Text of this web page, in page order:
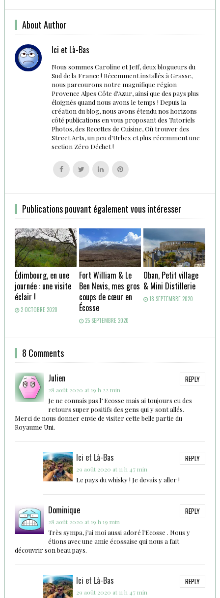
About Author
Ici et Là-Bas
Nous sommes Caroline et Jeff, deux blogueurs du
Sud de la France ! Récemment installés à Grasse,
nous parcourons notre magnifique région
Provence Alpes Côte d'Azur, ainsi que des pays plus
éloignés quand nous avons le temps ! Depuis la
création du blog, nous avons étendu nos horizons
côté publications en vous proposant des Tutoriels
Photos, des Recettes de Cuisine, Où trouver des
Street Arts, un peu d'Urbex et plus récemment une
section Zéro Déchet !
Follow
us
Follow
us
Follow
us
Follow
us
Publications pouvant également vous intéresser
Édimbourg, en une
journée : une visite
éclair !
2 OCTOBRE 2020
Fort William & Le
Ben Nevis, mes gros
coups de cœur en
Écosse
25 SEPTEMBRE 2020
Oban, Petit village
& Mini Distillerie
18 SEPTEMBRE 2020
8 Comments
Julien REPLY
28 août 2020 at 19 h 22 min
Je ne connais pas l’ Ecosse mais ai toujours eu des
retours super positifs des gens qui y sont allés.
Merci de nous donner envie de visiter cette belle partie du
Royaume Uni.
Ici et Là-Bas REPLY
29 août 2020 at 11 h 47 min
Le pays du whisky ! Je devais y aller !
Dominique REPLY
28 août 2020 at 19 h 19 min
Très sympa, j’ai moi aussi adoré l’Ecosse . Nous y
étions avec une amie écossaise qui nous a fait
découvrir son beau pays.
Ici et Là-Bas REPLY
29 août 2020 at 11 h 47 min